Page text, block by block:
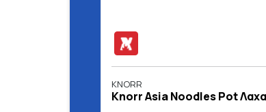
KNORR
Knorr Asia Noodles Pot